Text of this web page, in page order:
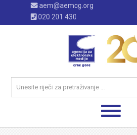
aem@aemcg.org
020 201 430